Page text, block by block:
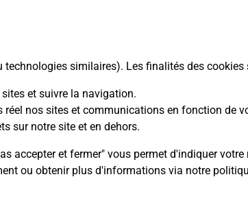
technologies similaires). Les finalités des cookies
et suivre la navigation.
nos sites et communications en fonction de
sur notre site et en dehors.
accepter et fermer" vous permet d'indiquer
ou obtenir plus d'informations via notre
!